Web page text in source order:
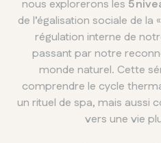
nous explorerons les 5
de l’égalisation sociale de la
régulation interne de
passant par notre
monde naturel. Cette
comprendre le cycle
un rituel de spa, mais aussi
vers une vie